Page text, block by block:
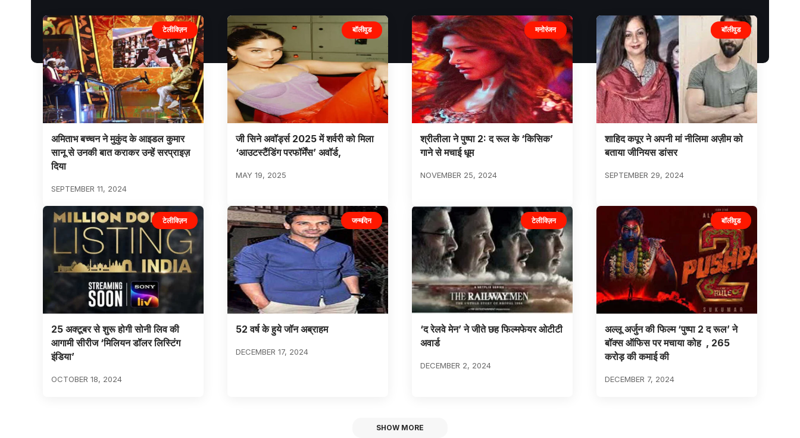
टेलीविज़न
अमिताभ बच्चन ने मुकुंद के आइडल कुमार
सानू से उनकी बात कराकर उन्हें सरप्राइज़
दिया
SEPTEMBER 11, 2024
बॉलीवुड
जी सिने अवॉर्ड्स 2025 में शर्वरी को मिला
‘आउटस्टैंडिंग परफॉर्मेंस’ अवॉर्ड,
MAY 19, 2025
मनोरंजन
श्रीलीला ने पुष्पा 2: द रूल के ‘किसिक’
गाने से मचाई धूम
NOVEMBER 25, 2024
बॉलीवुड
शाहिद कपूर ने अपनी मां नीलिमा अज़ीम को
बताया जीनियस डांसर
SEPTEMBER 29, 2024
टेलीविज़न
25 अक्टूबर से शुरू होगी सोनी लिव की
आगामी सीरीज ‘मिलियन डॉलर लिस्टिंग
इंडिया’
OCTOBER 18, 2024
जन्मदिन
52 वर्ष के हुये जॉन अब्राहम
DECEMBER 17, 2024
टेलीविज़न
‘द रेलवे मेन’ ने जीते छह फिल्मफेयर ओटीटी
अवार्ड
DECEMBER 2, 2024
बॉलीवुड
अल्लू अर्जुन की फिल्म ‘पुष्पा 2 द रूल’ ने
बॉक्स ऑफिस पर मचाया कोह , 265
करोड़ की कमाई की
DECEMBER 7, 2024
SHOW MORE